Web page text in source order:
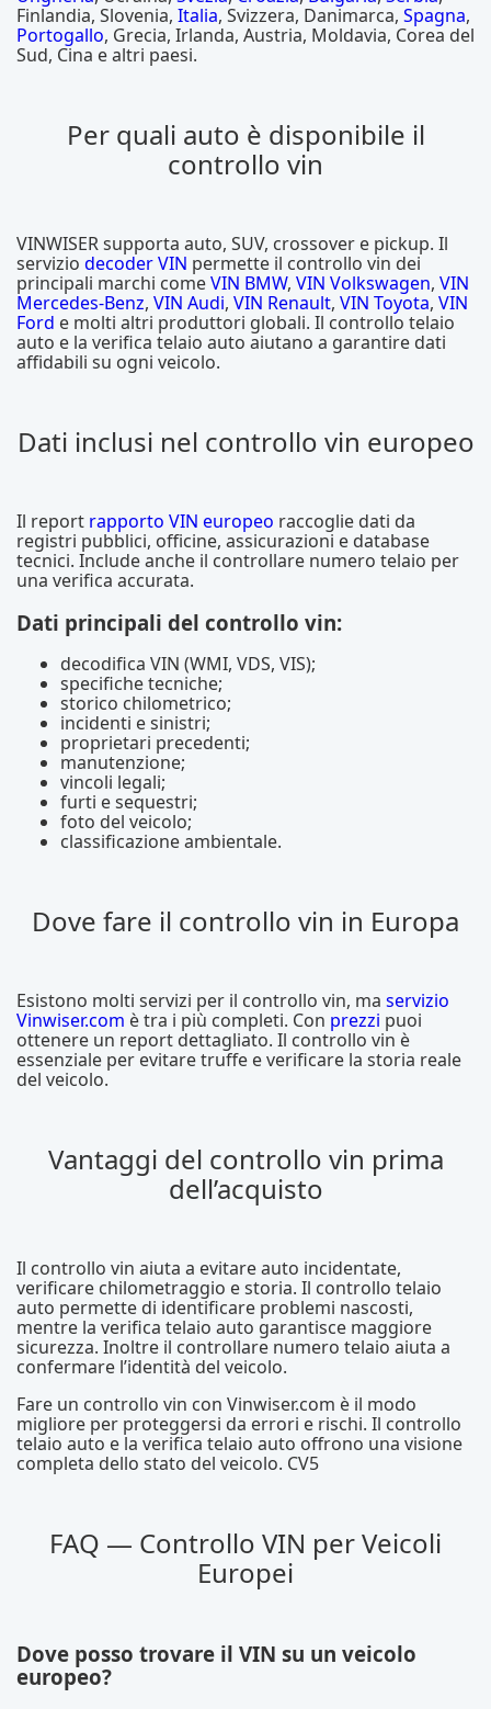
Finlandia, Slovenia, Italia, Svizzera, Danimarca, Spagna,
Portogallo, Grecia, Irlanda, Austria, Moldavia, Corea del
Sud, Cina e altri paesi.
Per quali auto è disponibile il
controllo vin
VINWISER supporta auto, SUV, crossover e pickup. Il
servizio decoder VIN permette il controllo vin dei
principali marchi comeVIN BMW, VIN Volkswagen, VIN
Mercedes-Benz, VIN Audi, VIN Renault, VIN Toyota, VIN
Ford e molti altri produttori globali. Il controllo telaio
auto e la verifica telaio auto aiutano a garantire dati
affidabili su ogni veicolo.
Dati inclusi nel controllo vin europeo
Il report rapporto VIN europeo raccoglie dati da
registri pubblici, officine, assicurazioni e database
tecnici. Include anche il controllare numero telaio per
una verifica accurata.
Dati principali del controllo vin:
decodifica VIN (WMI, VDS, VIS);
specifiche tecniche;
storico chilometrico;
incidenti e sinistri;
proprietari precedenti;
manutenzione;
vincoli legali;
furti e sequestri;
foto del veicolo;
classificazione ambientale.
Dove fare il controllo vin in Europa
Esistono molti servizi per il controllo vin, ma servizio
Vinwiser.com è tra i più completi. Con prezzi puoi
ottenere un report dettagliato. Il controllo vin è
essenziale per evitare truffe e verificare la storia reale
del veicolo.
Vantaggi del controllo vin prima
dell’acquisto
Il controllo vin aiuta a evitare auto incidentate,
verificare chilometraggio e storia. Il controllo telaio
auto permette di identificare problemi nascosti,
mentre la verifica telaio auto garantisce maggiore
sicurezza. Inoltre il controllare numero telaio aiuta a
confermare l’identità del veicolo.
Fare un controllo vin con Vinwiser.com è il modo
migliore per proteggersi da errori e rischi. Il controllo
telaio auto e la verifica telaio auto offrono una visione
completa dello stato del veicolo. CV5
FAQ — Controllo VIN per Veicoli
Europei
Dove posso trovare il VIN su un veicolo
europeo?